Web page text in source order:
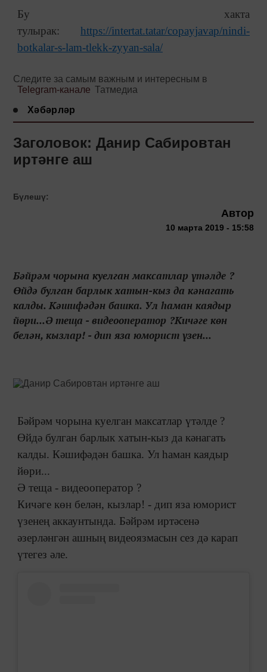
Бу хакта
тулырак: https://intertat.tatar/copayjavap/nindi-
botkalar-s-lam-tlekk-zyyan-sala/
Следите за самым важным и интересным в
Telegram-канале Татмедиа
Хәбәрләр
Заголовок: Данир Сабировтан
иртәнге аш
Бүлешү:
Автор
10 марта 2019 - 15:58
Бәйрәм чорына куелган максатлар үтәлде ?
Өйдә булган барлык хатын-кыз да кәнагать
калды. Кәшифәдән башка. Ул һаман каядыр
йөри...Ә теща - видеооператор ?Кичәге көн
белән, кызлар! - дип яза юморист үзен...
Бәйрәм чорына куелган максатлар үтәлде ?
Өйдә булган барлык хатын-кыз да кәнагать
калды. Кәшифәдән башка. Ул һаман каядыр
йөри...
Ә теща - видеооператор ?
Кичәге көн белән, кызлар! - дип яза юморист
үзенең аккаунтында. Бәйрәм иртәсенә
әзерләнгән ашның видеоязмасын сез дә карап
үтегез әле.